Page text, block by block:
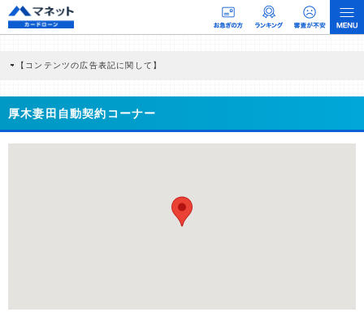
【コンテンツの広告表記に関して】
商品を根拠なくPRするものではなく、当編集部の調査／ユーザーへの口コミ収集な
どに基づき、公平性を担保した情報提供を行っています。
>提携企業一覧
厚木妻田自動契約コーナー